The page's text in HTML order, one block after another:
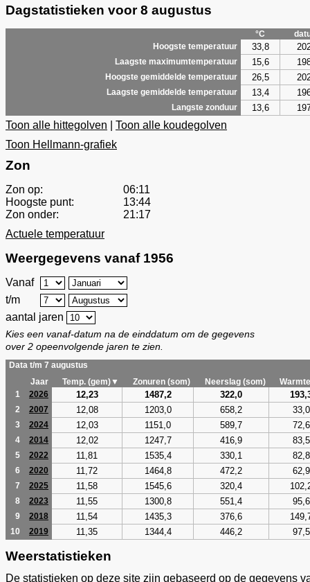
Dagstatistieken voor 8 augustus
°C
Hoogste temperatuur
33,8
Laagste maximumtemperatuur 15,6
Hoogste gemiddelde temperatuur 26,5
Laagste gemiddelde temperatuur 13,4
Langste zonduur 13,6
Toon alle hittegolven
Toon alle koudegolven
Toon Hellmann-grafiek
Zon
Zon op:
06:11
Hoogste punt:
13:44
Zon onder:
21:17
Actuele temperatuur
Weergegevens vanaf 1956
Vanaf
t/m
aantal jaren
Kies een vanaf-datum na de einddatum om de gegevens
over 2 opeenvolgende jaren te zien.
Data t/m 7 augustus
Jaar
Temp. (gem)▼ Zonuren (som) Neerslag (som)
1
2026 12,23 1487,2 322,0
2 2007 12,08 1203,0 658,2 33,0
3 2024 12,03 1151,0 589,7 72,6
4 2014 12,02 1247,7 416,9 83,5
5 2022 11,81 1535,4 330,1 82,8
6 2020 11,72 1464,8 472,2 62,9
7 2025 11,58 1545,6 320,4
8 2023 11,55 1300,8 551,4 95,6
9 2018 11,54 1435,3 376,6
10 2019 11,35 1344,4 446,2 97,5
Weerstatistieken
De statistieken op deze site zijn gebaseerd op de gegevens